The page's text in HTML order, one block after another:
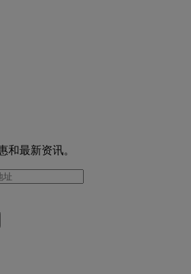
和最新资讯。